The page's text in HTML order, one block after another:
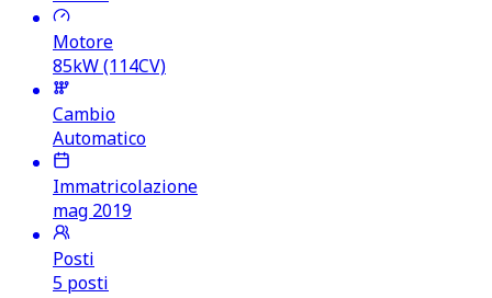
Motore
85kW (114CV)
Cambio
Automatico
Immatricolazione
mag 2019
Posti
5 posti